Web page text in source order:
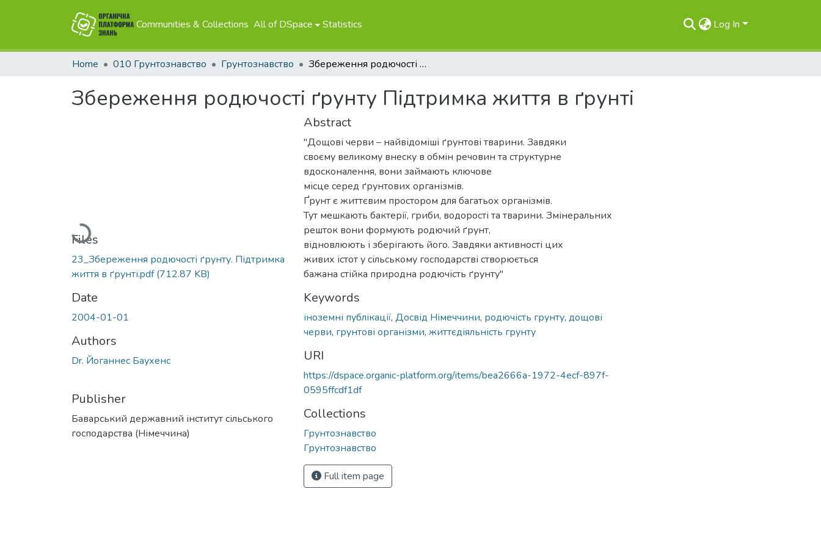
Communities & Collections All of DSpace Statistics Log In
Home 010 Грунтознавство Грунтознавство Збереження родючості ґрунту Підтримка життя в ґрунті
Збереження родючості ґрунту Підтримка життя в ґрунті
Loading...
Files
23_Збереження родючості ґрунту. Підтримка
життя в ґрунті.pdf(712.87 KB)
Date
2004-01-01
Authors
Dr. Йоганнес Баухенс
Publisher
Баварський державний інститут сільського
господарства (Німеччина)
Abstract
"Дощові черви – найвідоміші ґрунтові тварини. Завдяки
своєму великому внеску в обмін речовин та структурне
вдосконалення, вони займають ключове
місце серед ґрунтових організмів.
Ґрунт є життєвим простором для багатьох організмів.
Тут мешкають бактерії, гриби, водорості та тварини. Змінеральних
решток вони формують родючий ґрунт,
відновлюють і зберігають його. Завдяки активності цих
живих істот у сільському господарстві створюється
бажана стійка природна родючість ґрунту"
Keywords
іноземні публікації, Досвід Німеччини, родючість грунту, дощові
черви, грунтові організми, життєдіяльність грунту
URI
https://dspace.organic-platform.org/items/bea2666a-1972-4ecf-897f-
0595ffcdf1df
Collections
Грунтознавство
Грунтознавство
Full item page